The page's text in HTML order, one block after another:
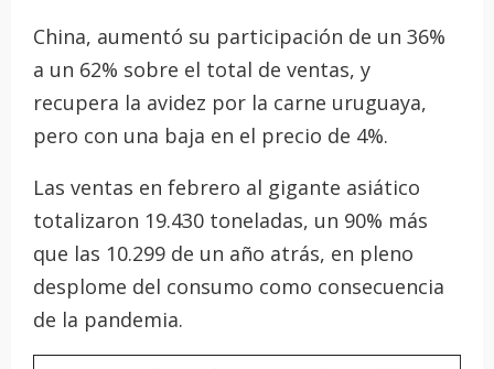
China, aumentó su participación de un 36%
a un 62% sobre el total de ventas, y
recupera la avidez por la carne uruguaya,
pero con una baja en el precio de 4%.
Las ventas en febrero al gigante asiático
totalizaron 19.430 toneladas, un 90% más
que las 10.299 de un año atrás, en pleno
desplome del consumo como consecuencia
de la pandemia.